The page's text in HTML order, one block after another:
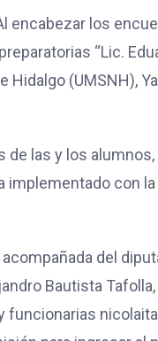
encabezar los
“Lic.
(UMSNH),
de las y los
con
del
Bautista